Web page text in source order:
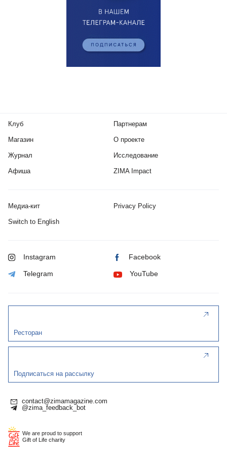
Клуб
Магазин
Журнал
Афиша
Партнерам
О проекте
Исследование
ZIMA Impact
Медиа-кит Privacy Policy
Switch to English
Instagram Facebook
Telegram YouTube
Ресторан
Подписаться на рассылку
contact@zimamagazine.com
@zima_feedback_bot
We are proud to support
Gift of Life charity